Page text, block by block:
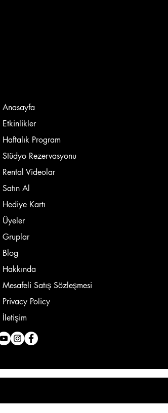
Anasayfa
Etkinlikler
Haftalık Program
Stüdyo Rezervasyonu
Rental Videolar
Satın Al
Hediye Kartı
Üyeler
Gruplar
Blog
Hakkında
Mesafeli Satış Sözleşmesi
Privacy Policy
İletişim